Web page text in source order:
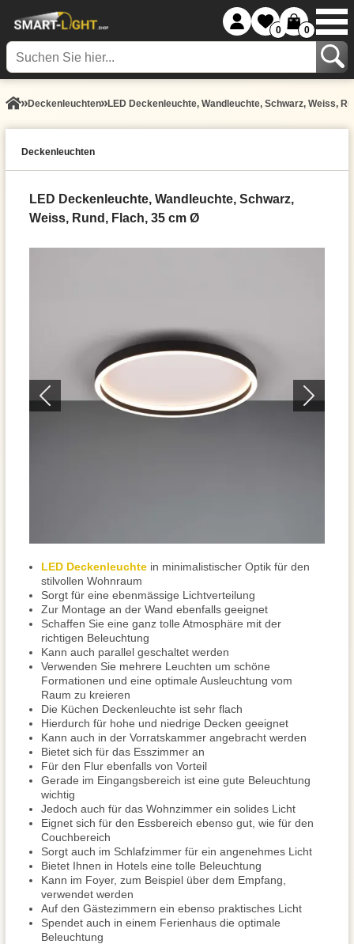
0 0
Decken­leuchten LED Deckenleuchte, Wandleuchte, Schwarz, Weiss,
Decken­leuchten
LED Deckenleuchte, Wandleuchte, Schwarz,
Weiss, Rund, Flach, 35 cm Ø
LED Deckenleuchte in minimalistischer Optik für den
stilvollen Wohnraum
Sorgt für eine ebenmässige Lichtverteilung
Zur Montage an der Wand ebenfalls geeignet
Schaffen Sie eine ganz tolle Atmosphäre mit der
richtigen Beleuchtung
Kann auch parallel geschaltet werden
Verwenden Sie mehrere Leuchten um schöne
Formationen und eine optimale Ausleuchtung vom
Raum zu kreieren
Die Küchen Deckenleuchte ist sehr flach
Hierdurch für hohe und niedrige Decken geeignet
Kann auch in der Vorratskammer angebracht werden
Bietet sich für das Esszimmer an
Für den Flur ebenfalls von Vorteil
Gerade im Eingangsbereich ist eine gute Beleuchtung
wichtig
Jedoch auch für das Wohnzimmer ein solides Licht
Eignet sich für den Essbereich ebenso gut, wie für den
Couchbereich
Sorgt auch im Schlafzimmer für ein angenehmes Licht
Bietet Ihnen in Hotels eine tolle Beleuchtung
Kann im Foyer, zum Beispiel über dem Empfang,
verwendet werden
Auf den Gästezimmern ein ebenso praktisches Licht
Spendet auch in einem Ferienhaus die optimale
Beleuchtung